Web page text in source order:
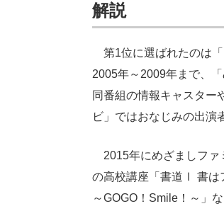
解説
第1位に選ばれたのは「
2005年～2009年まで、
同番組の情報キャスター
ビ」ではおなじみの出演
2015年にめざましファ
の高校講座「書道Ⅰ 書は
～GOGO！Smile！～」